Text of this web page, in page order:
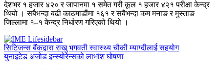
देशभर १ हजार ४२० र जापानमा १ समेत गरी कूल १ हजार ४२१ परीक्षा केन्द्र
थियो । सबैभन्दा बढी काठमाडौंमा १६१ र सबैभन्दा कम मनाङ र मुस्ताङ
जिल्लामा १–१ केन्द्र निर्धारण गरिएको थियो ।
सिटिजन्स बैंकद्वारा राखु भगवती स्वास्थ्य चौकी म्याग्दीलार्ई सहयोग
युनाइटेड अजोड इन्स्योरेन्सको लाभांश घोषणा